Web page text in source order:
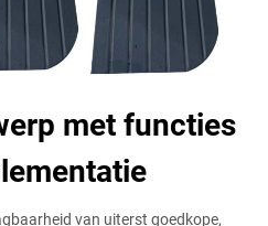
met functies
van uiterst goedkope,